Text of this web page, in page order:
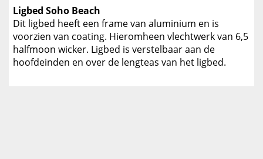
Ligbed Soho Beach
Dit ligbed heeft een frame van aluminium en is
voorzien van coating. Hieromheen vlechtwerk van 6,5
halfmoon wicker. Ligbed is verstelbaar aan de
hoofdeinden en over de lengteas van het ligbed.